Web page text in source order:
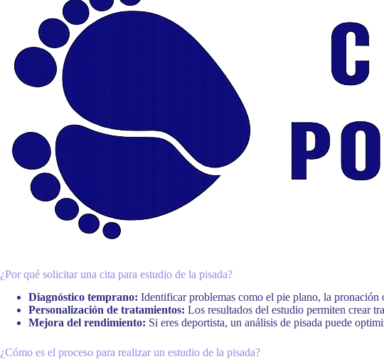
¿Por qué solicitar una cita para estudio de la pisada?
Diagnóstico temprano: Identificar problemas como el pie plano, la
Personalización de tratamientos: Los resultados del estudio permiten crear
Mejora del rendimiento: Si eres deportista, un análisis de pisada puede
¿Cómo es el proceso para realizar un estudio de la pisada?